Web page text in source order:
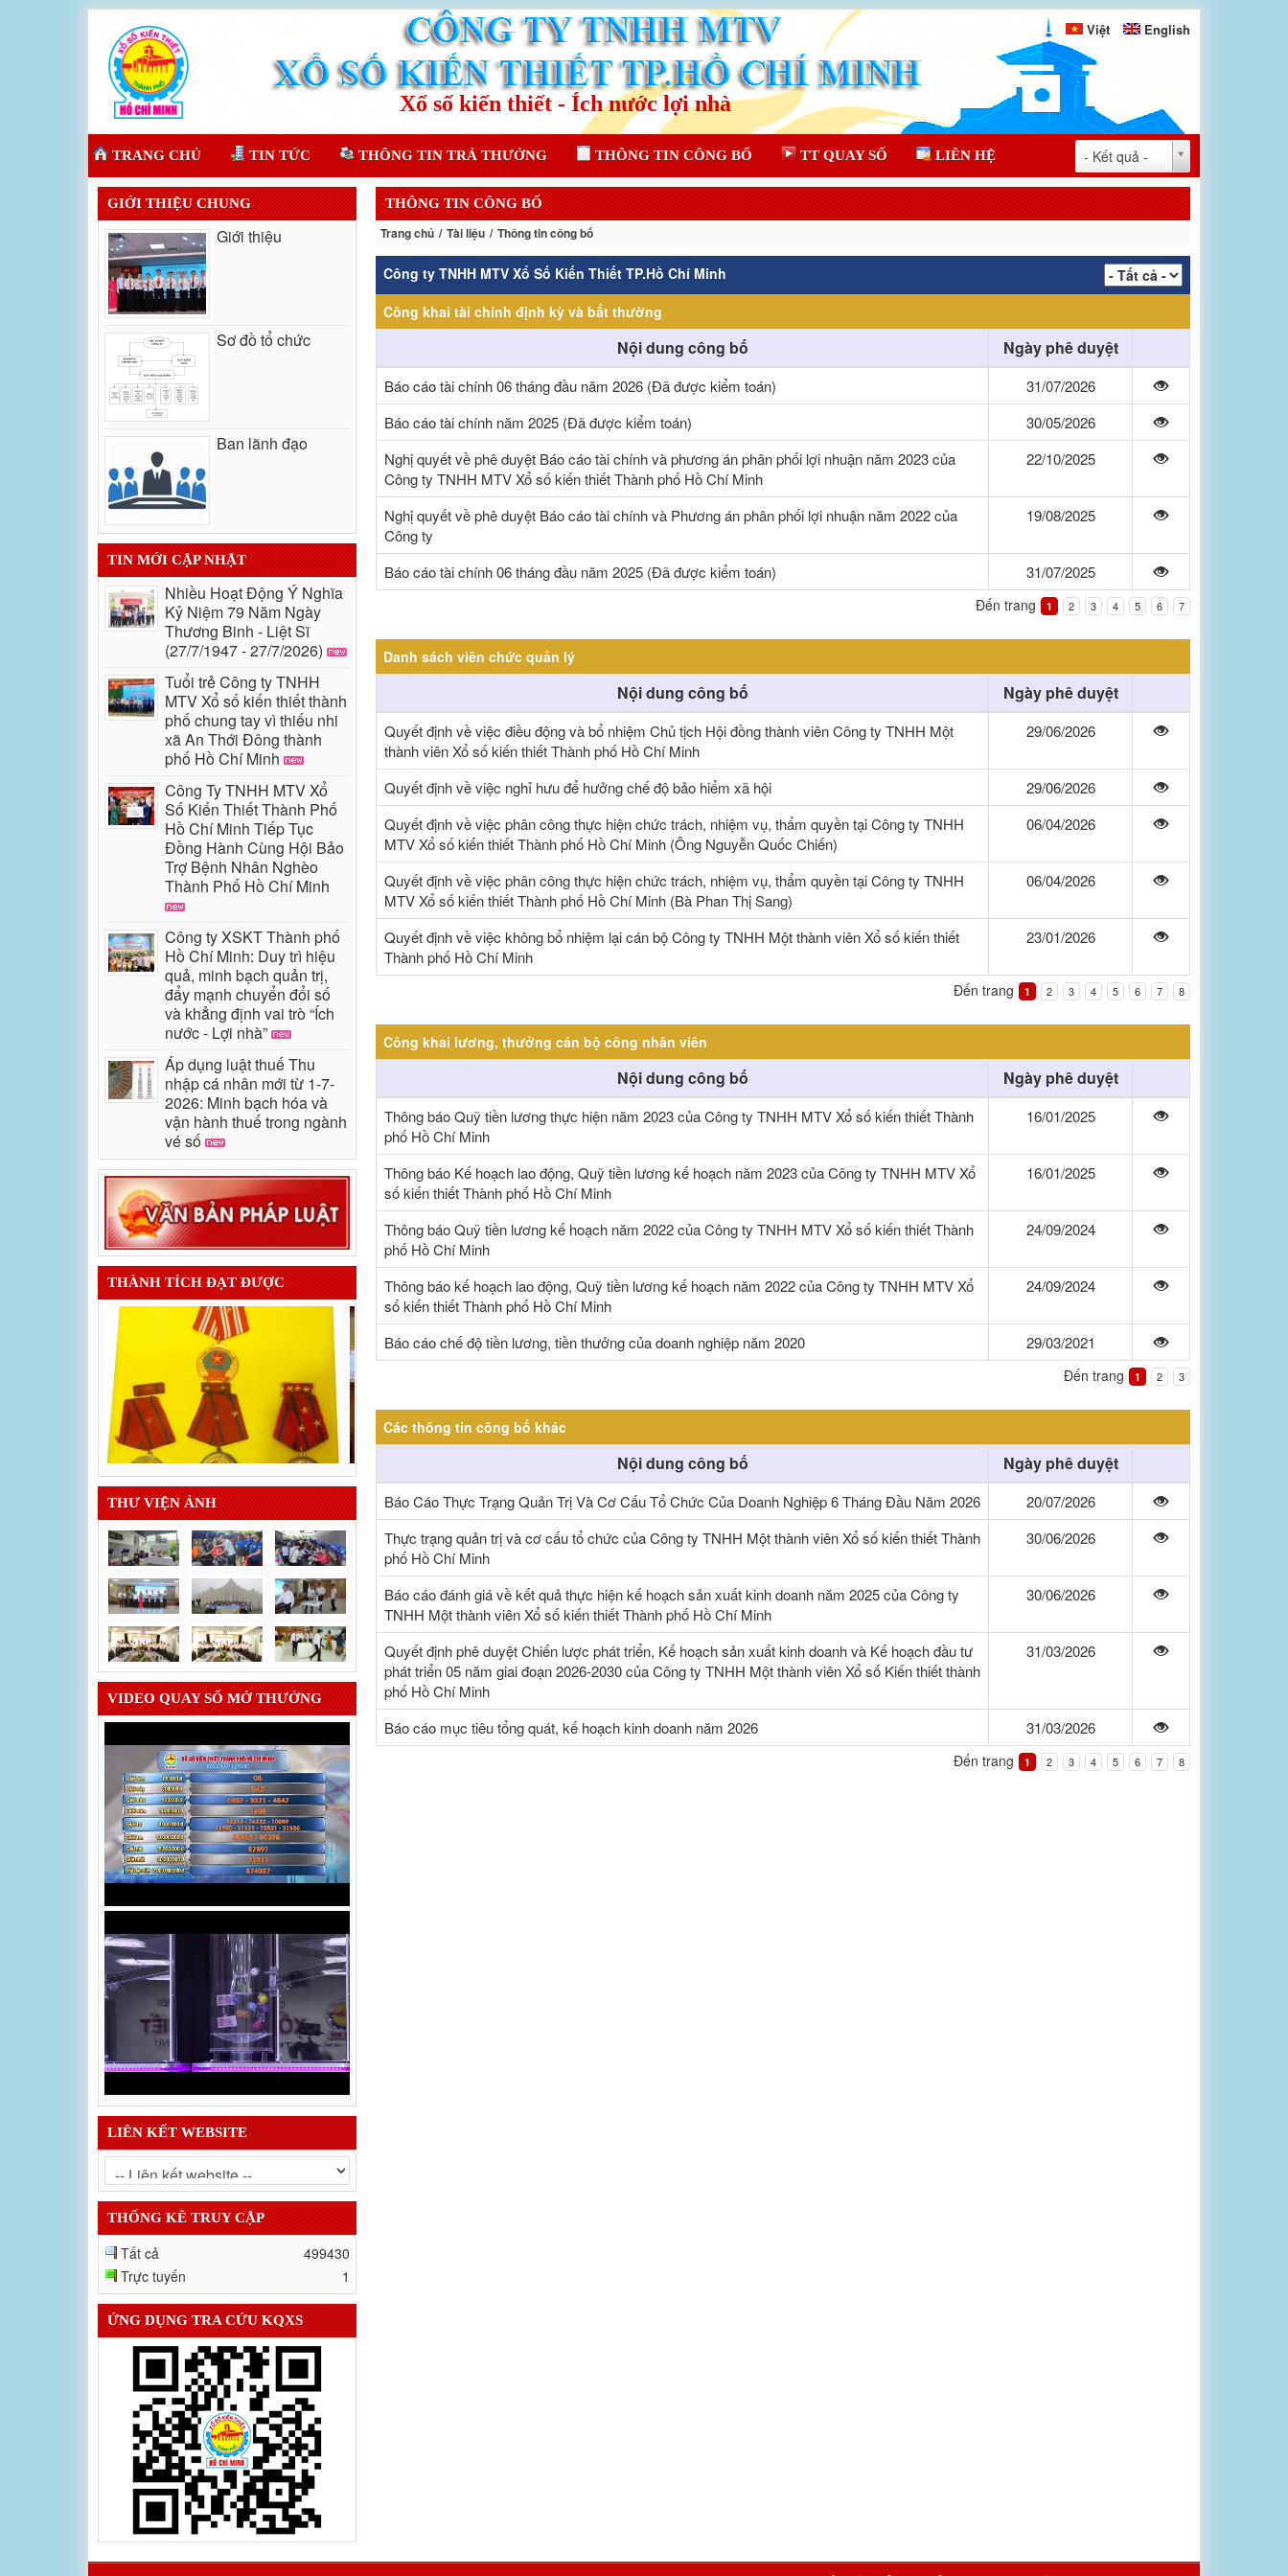
Việt English
TRANG CHỦ TIN TỨC THÔNG TIN TRẢ THƯỞNG THÔNG TIN CÔNG BỐ TT QUAY SỐ LIÊN HỆ - Kết quả -
THÔNG TIN CÔNG BỐ
Trang chủ Tài liệu Thông tin công bố
Công ty TNHH MTV Xổ Số Kiến Thiết TP.Hồ Chí Minh
Công khai tài chính định kỳ và bất thường
Nội dung công bố Ngày phê duyệt
Báo cáo tài chính 06 tháng đầu năm 2026 (Đã được kiểm toán)
31/07/2026
Báo cáo tài chính năm 2025 (Đã được kiểm toán)
30/05/2026
Nghị quyết về phê duyệt Báo cáo tài chính và phương án phân phối lợi nhuận năm 2023 của
Công ty TNHH MTV Xổ số kiến thiết Thành phố Hồ Chí Minh
22/10/2025
Nghị quyết về phê duyệt Báo cáo tài chính và Phương án phân phối lợi nhuận năm 2022 của
Công ty
19/08/2025
Báo cáo tài chính 06 tháng đầu năm 2025 (Đã được kiểm toán) 31/07/2025
Đến trang 1 2 3 4 5 6 7
Danh sách viên chức quản lý
Nội dung công bố Ngày phê duyệt
Quyết định về việc điều động và bổ nhiệm Chủ tịch Hội đồng thành viên Công ty TNHH Một
thành viên Xổ số kiến thiết Thành phố Hồ Chí Minh
29/06/2026
Quyết định về việc nghỉ hưu để hưởng chế độ bảo hiểm xã hội
29/06/2026
Quyết định về việc phân công thực hiện chức trách, nhiệm vụ, thẩm quyền tại Công ty TNHH
MTV Xổ số kiến thiết Thành phố Hồ Chí Minh (Ông Nguyễn Quốc Chiến)
06/04/2026
Quyết định về việc phân công thực hiện chức trách, nhiệm vụ, thẩm quyền tại Công ty TNHH
MTV Xổ số kiến thiết Thành phố Hồ Chí Minh (Bà Phan Thị Sang)
06/04/2026
Quyết định về việc không bổ nhiệm lại cán bộ Công ty TNHH Một thành viên Xổ số kiến thiết
Thành phố Hồ Chí Minh
23/01/2026
Đến trang 1 2 3 4 5 6 7 8
Công khai lương, thưởng cán bộ công nhân viên
Nội dung công bố Ngày phê duyệt
Thông báo Quỹ tiền lương thực hiện năm 2023 của Công ty TNHH MTV Xổ số kiến thiết Thành
phố Hồ Chí Minh
16/01/2025
Thông báo Kế hoạch lao động, Quỹ tiền lương kế hoạch năm 2023 của Công ty TNHH MTV Xổ
số kiến thiết Thành phố Hồ Chí Minh
16/01/2025
Thông báo Quỹ tiền lương kế hoạch năm 2022 của Công ty TNHH MTV Xổ số kiến thiết Thành
phố Hồ Chí Minh
24/09/2024
Thông báo kế hoạch lao động, Quỹ tiền lương kế hoạch năm 2022 của Công ty TNHH MTV Xổ
số kiến thiết Thành phố Hồ Chí Minh
24/09/2024
Báo cáo chế độ tiền lương, tiền thưởng của doanh nghiệp năm 2020 29/03/2021
Đến trang 1 2 3
Các thông tin công bố khác
Nội dung công bố Ngày phê duyệt
Báo Cáo Thực Trạng Quản Trị Và Cơ Cấu Tổ Chức Của Doanh Nghiệp 6 Tháng Đầu Năm 2026
20/07/2026
Thực trạng quản trị và cơ cấu tổ chức của Công ty TNHH Một thành viên Xổ số kiến thiết Thành
phố Hồ Chí Minh
30/06/2026
Báo cáo đánh giá về kết quả thực hiện kế hoạch sản xuất kinh doanh năm 2025 của Công ty
TNHH Một thành viên Xổ số kiến thiết Thành phố Hồ Chí Minh
30/06/2026
Quyết định phê duyệt Chiến lược phát triển, Kế hoạch sản xuất kinh doanh và Kế hoạch đầu tư
phát triển 05 năm giai đoạn 2026-2030 của Công ty TNHH Một thành viên Xổ số Kiến thiết thành
phố Hồ Chí Minh
31/03/2026
Báo cáo mục tiêu tổng quát, kế hoạch kinh doanh năm 2026 31/03/2026
Đến trang 1 2 3 4 5 6 7 8
GIỚI THIỆU CHUNG
Giới thiệu
Sơ đồ tổ chức
Ban lãnh đạo
TIN MỚI CẬP NHẬT
Nhiều Hoạt Động Ý Nghĩa
Kỷ Niệm 79 Năm Ngày
Thương Binh - Liệt Sĩ
(27/7/1947 - 27/7/2026)
Tuổi trẻ Công ty TNHH
MTV Xổ số kiến thiết thành
phố chung tay vì thiếu nhi
xã An Thới Đông thành
phố Hồ Chí Minh
Công Ty TNHH MTV Xổ
Số Kiến Thiết Thành Phố
Hồ Chí Minh Tiếp Tục
Đồng Hành Cùng Hội Bảo
Trợ Bệnh Nhân Nghèo
Thành Phố Hồ Chí Minh
Công ty XSKT Thành phố
Hồ Chí Minh: Duy trì hiệu
quả, minh bạch quản trị,
đẩy mạnh chuyển đổi số
và khẳng định vai trò “Ích
nước - Lợi nhà”
Áp dụng luật thuế Thu
nhập cá nhân mới từ 1-7-
2026: Minh bạch hóa và
vận hành thuế trong ngành
vé số
THÀNH TÍCH ĐẠT ĐƯỢC
THƯ VIỆN ẢNH
VIDEO QUAY SỐ MỞ THƯỞNG
LIÊN KẾT WEBSITE
THỐNG KÊ TRUY CẬP
Tất cả
499430
Trực tuyến
1
ỨNG DỤNG TRA CỨU KQXS